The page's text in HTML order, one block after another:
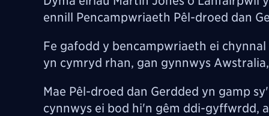
ennill Pencampwriaeth Pêl-droed dan
Fe gafodd y bencampwriaeth ei chynnal
yn cymryd rhan, gan gynnwys
Mae Pêl-droed dan Gerdded yn gamp
cynnwys ei bod hi'n gêm ddi-gyffwrdd,